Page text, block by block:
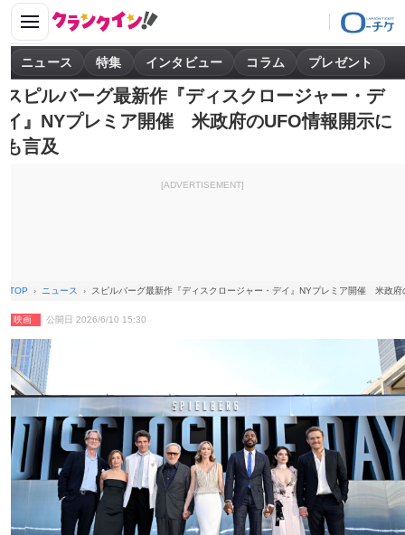
ニュース 特集 インタビュー コラム プレゼント
スピルバーグ最新作『ディスクロージャー・デ
イ』NYプレミア開催 米政府のUFO情報開示に
も言及
[ADVERTISEMENT]
TOP ニュース スピルバーグ最新作『ディスクロージャー・デイ』NYプレミア開催 米政府
映画 公開日 2026/6/10 15:30